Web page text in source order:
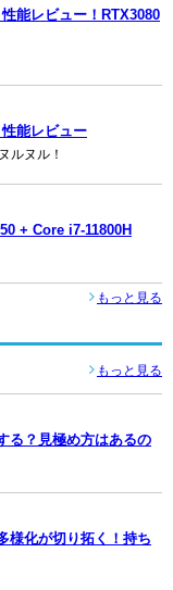
能レビュー！RTX3080
能レビュー
ルヌル！
+ Core i7-11800H
もっと見る
もっと見る
る？見極め方はあるの
様化が切り拓く！持ち